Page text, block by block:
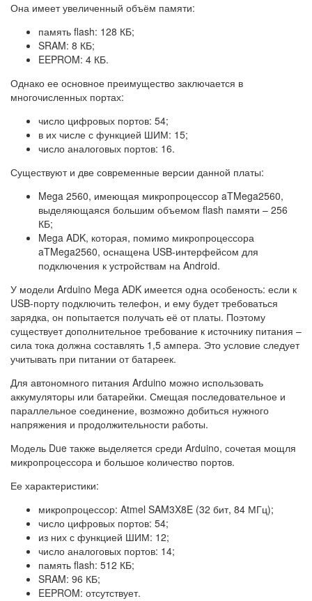
Она имеет увеличенный объём памяти:
память flash: 128 КБ;
SRAM: 8 КБ;
EEPROM: 4 КБ.
Однако ее основное преимущество заключается в
многочисленных портах:
число цифровых портов: 54;
в их числе с функцией ШИМ: 15;
число аналоговых портов: 16.
Существуют и две современные версии данной платы:
Mega 2560, имеющая микропроцессор aTMega2560,
выделяющаяся большим объемом flash памяти – 256
КБ;
Mega ADK, которая, помимо микропроцессора
aTMega2560, оснащена USB-интерфейсом для
подключения к устройствам на Android.
У модели Arduino Mega ADK имеется одна особеность: если к
USB-порту подключить телефон, и ему будет требоваться
зарядка, он попытается получать её от платы. Поэтому
существует дополнительное требование к источнику питания –
сила тока должна составлять 1,5 ампера. Это условие следует
учитывать при питании от батареек.
Для автономного питания Arduino можно использовать
аккумуляторы или батарейки. Смещая последовательное и
параллельное соединение, возможно добиться нужного
напряжения и продолжительности работы.
Модель Due также выделяется среди Arduino, сочетая мощля
микропроцессора и большое количество портов.
Ее характеристики:
микропроцессор: Atmel SAM3X8E (32 бит, 84 МГц);
число цифровых портов: 54;
из них с функцией ШИМ: 12;
число аналоговых портов: 14;
память flash: 512 КБ;
SRAM: 96 КБ;
EEPROM: отсутствует.